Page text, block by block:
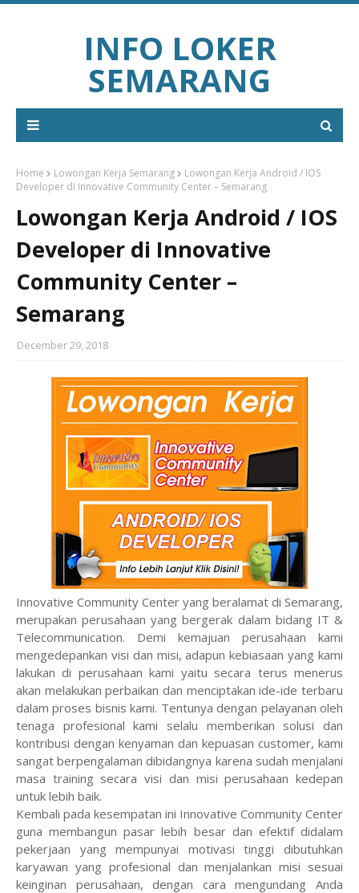
INFO LOKER
SEMARANG
Home Lowongan Kerja Semarang
Lowongan Kerja Android / IOS
Developer di Innovative Community Center – Semarang
Lowongan Kerja Android / IOS
Developer di Innovative
Community Center –
Semarang
December 29, 2018
Innovative Community Center yang beralamat di Semarang,
merupakan perusahaan yang bergerak dalam bidang IT &
Telecommunication. Demi kemajuan perusahaan kami
mengedepankan visi dan misi, adapun kebiasaan yang kami
lakukan di perusahaan kami yaitu secara terus menerus
akan melakukan perbaikan dan menciptakan ide-ide terbaru
dalam proses bisnis kami. Tentunya dengan pelayanan oleh
tenaga profesional kami selalu memberikan solusi dan
kontribusi dengan kenyaman dan kepuasan customer, kami
sangat berpengalaman dibidangnya karena sudah menjalani
masa training secara visi dan misi perusahaan kedepan
untuk lebih baik.
Kembali pada kesempatan ini Innovative Community Center
guna membangun pasar lebih besar dan efektif didalam
pekerjaan yang mempunyai motivasi tinggi dibutuhkan
karyawan yang profesional dan menjalankan misi sesuai
keinginan perusahaan, dengan cara mengundang Anda